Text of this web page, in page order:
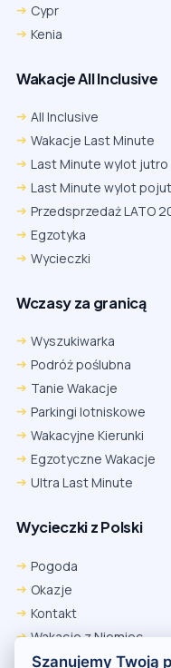
Cypr
Kenia
Wakacje All Inclusive
All Inclusive
Wakacje Last Minute
Last Minute wylot jutro
Last Minute wylot
Przedsprzedaż LATO
Egzotyka
Wycieczki
Wczasy za granicą
Wyszukiwarka
Podróż poślubna
Tanie Wakacje
Parkingi lotniskowe
Wakacyjne Kierunki
Egzotyczne Wakacje
Ultra Last Minute
Wycieczki z Polski
Pogoda
Okazje
Kontakt
Wakacje z Niemiec
Polityka Prywatności
Firefox
Ustawienia →
firm → ustaw „Zezwalaj”.
Na czas rezerwacji nie
Szanujemy Twoją